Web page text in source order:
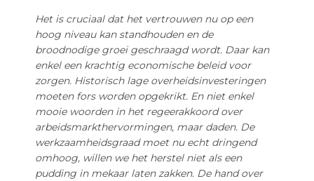
Het is cruciaal dat het vertrouwen nu op een
hoog niveau kan standhouden en de
broodnodige groei geschraagd wordt. Daar kan
enkel een krachtig economische beleid voor
zorgen. Historisch lage overheidsinvesteringen
moeten fors worden opgekrikt. En niet enkel
mooie woorden in het regeerakkoord over
arbeidsmarkthervormingen, maar daden. De
werkzaamheidsgraad moet nu echt dringend
omhoog, willen we het herstel niet als een
pudding in mekaar laten zakken. De hand over